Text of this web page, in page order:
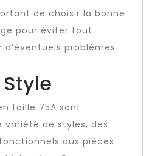
de choisir la bonne
pour éviter tout
problèmes
taille 75A sont
variété de styles, des
aux pièces